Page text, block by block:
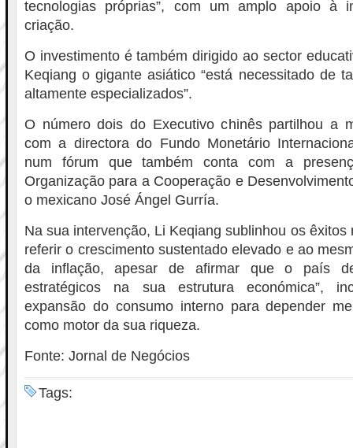
tecnologias próprias”, com um amplo apoio à
criação.
O investimento é também dirigido ao sector
Keqiang o gigante asiático “está necessitado de
altamente especializados”.
O número dois do Executivo chinês partilhou a
com a directora do Fundo Monetário
num fórum que também conta com a
Organização para a Cooperação e
o mexicano José Ángel Gurría.
Na sua intervenção, Li Keqiang sublinhou os êxitos
referir o crescimento sustentado elevado e ao
da inflação, apesar de afirmar que o país
estratégicos na sua estrutura económica”,
expansão do consumo interno para depender
como motor da sua riqueza.
Fonte: Jornal de Negócios
Tags: